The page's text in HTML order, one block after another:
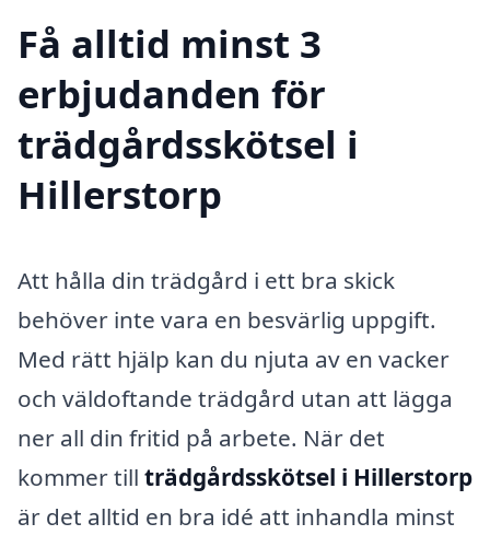
Få alltid minst 3
erbjudanden för
trädgårdsskötsel i
Hillerstorp
Att hålla din trädgård i ett bra skick
behöver inte vara en besvärlig uppgift.
Med rätt hjälp kan du njuta av en vacker
och väldoftande trädgård utan att lägga
ner all din fritid på arbete. När det
kommer till trädgårdsskötsel i Hillerstorp
är det alltid en bra idé att inhandla minst